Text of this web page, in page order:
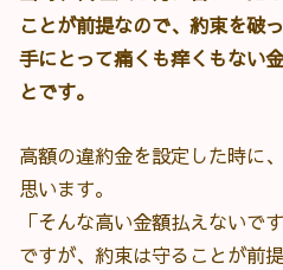
ことが前提なので、約束を破
手にとって痛くも痒くもない
とです。
高額の違約金を設定した時に
思います。
「そんな高い金額払えないで
ですが、約束は守ることが前